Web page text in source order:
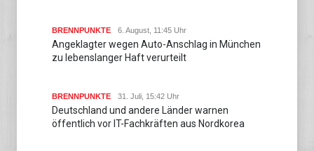
BRENNPUNKTE 6. August, 11:45 Uhr
Angeklagter wegen Auto-Anschlag in München
zu lebenslanger Haft verurteilt
BRENNPUNKTE 31. Juli, 15:42 Uhr
Deutschland und andere Länder warnen
öffentlich vor IT-Fachkräften aus Nordkorea